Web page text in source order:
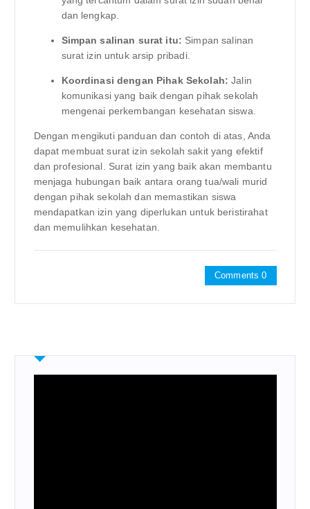
dan lengkap.
Simpan salinan surat itu: Simpan salinan
surat izin untuk arsip pribadi.
Koordinasi dengan Pihak Sekolah: Jalin
komunikasi yang baik dengan pihak sekolah
mengenai perkembangan kesehatan siswa.
Dengan mengikuti panduan dan contoh di atas, Anda
dapat membuat surat izin sekolah sakit yang efektif
dan profesional. Surat izin yang baik akan membantu
menjaga hubungan baik antara orang tua/wali murid
dengan pihak sekolah dan memastikan siswa
mendapatkan izin yang diperlukan untuk beristirahat
dan memulihkan kesehatan.
Comments 0